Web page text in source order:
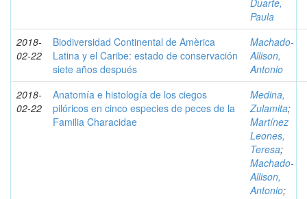
Duarte,
Paula
2018-
02-22
Biodiversidad Continental de Amèrica
Latina y el Caribe: estado de conservación
siete años después
Machado-
Allison,
Antonio
2018-
02-22
Anatomía e histología de los ciegos
pilóricos en cinco especies de peces de la
Familia Characidae
Medina,
Zulamita;
Martínez
Leones,
Teresa;
Machado-
Allison,
Antonio;